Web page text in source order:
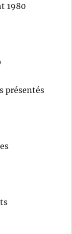
1980
présentés